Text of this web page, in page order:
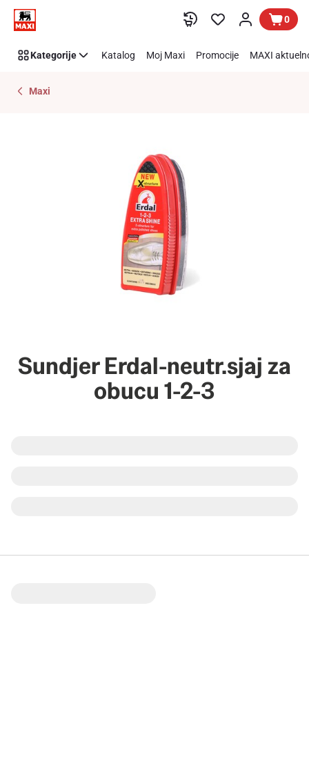
Preskoči link 0
Kategorije Katalog Moj Maxi Promocije MAXI
Maxi
Sundjer Erdal-neutr.sjaj za
obucu 1-2-3